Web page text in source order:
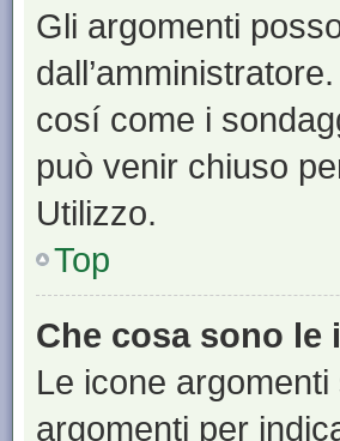
Gli argomenti
cosí come i
può venir chiuso
Utilizzo.
Top
Che cosa sono le
Le icone
argomenti per